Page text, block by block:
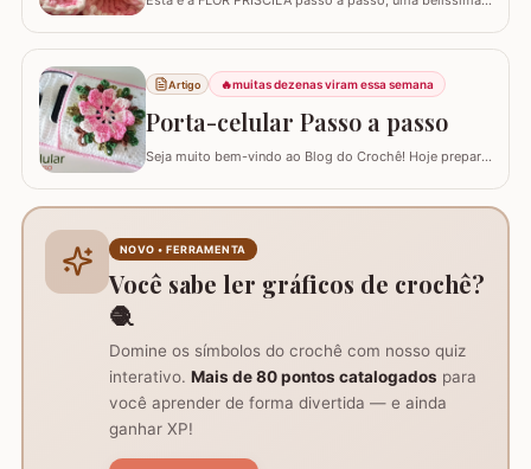
vai valorizar seus trabalhos. Barbante barroco
multicolor amarelo – 9368 Barbante barroco multicolor
R
Artigo 🔥muitas dezenas viram essa semana
Porta-celular Passo a passo
Seja muito bem-vindo ao Blog do Crochê! Hoje preparei
carregador dentro da bolsa, ele funciona como um
suporte inteligente na hora de carregar seu…
NOVO • FERRAMENTA
Você sabe ler gráficos de crochê?
🧶
Domine os símbolos do crochê com nosso quiz
interativo. Mais de 80 pontos catalogados para
você aprender de forma divertida — e ainda
ganhar XP!